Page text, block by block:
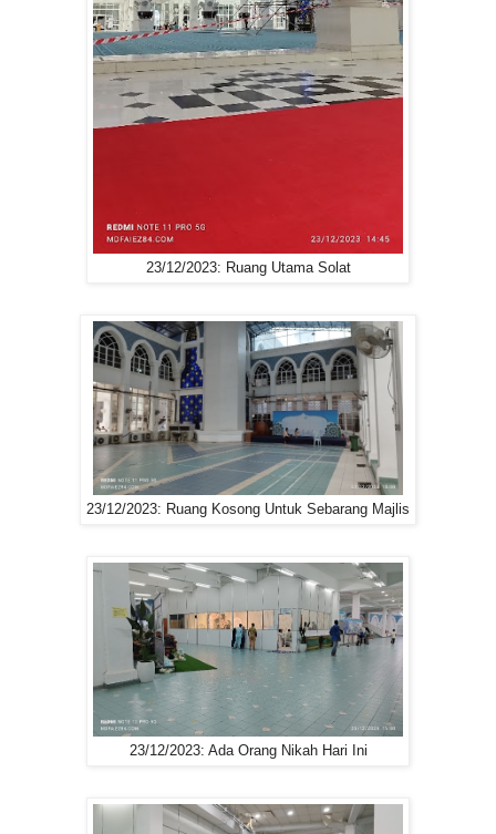
23/12/2023: Ruang Utama Solat
23/12/2023: Ruang Kosong Untuk Sebarang Majlis
23/12/2023: Ada Orang Nikah Hari Ini